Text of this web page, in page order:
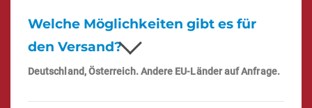
Welche Möglichkeiten gibt es für
den Versand?
Deutschland, Österreich. Andere EU-Länder auf Anfrage.